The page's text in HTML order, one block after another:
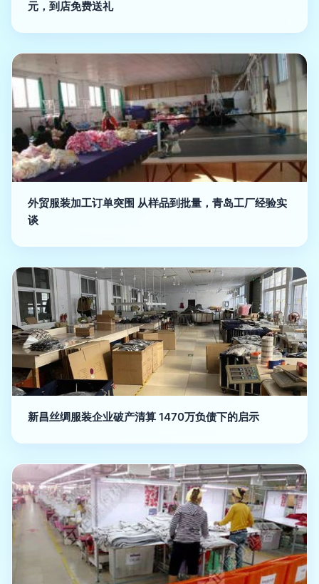
元，到店免费送礼
外贸服装加工订单突围 从样品到批量，青岛工厂经验实
谈
新昌丝绸服装企业破产清算 1470万负债下的启示